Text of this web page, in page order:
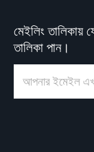
মেইলিং তালিকায়
তালিকা পান।